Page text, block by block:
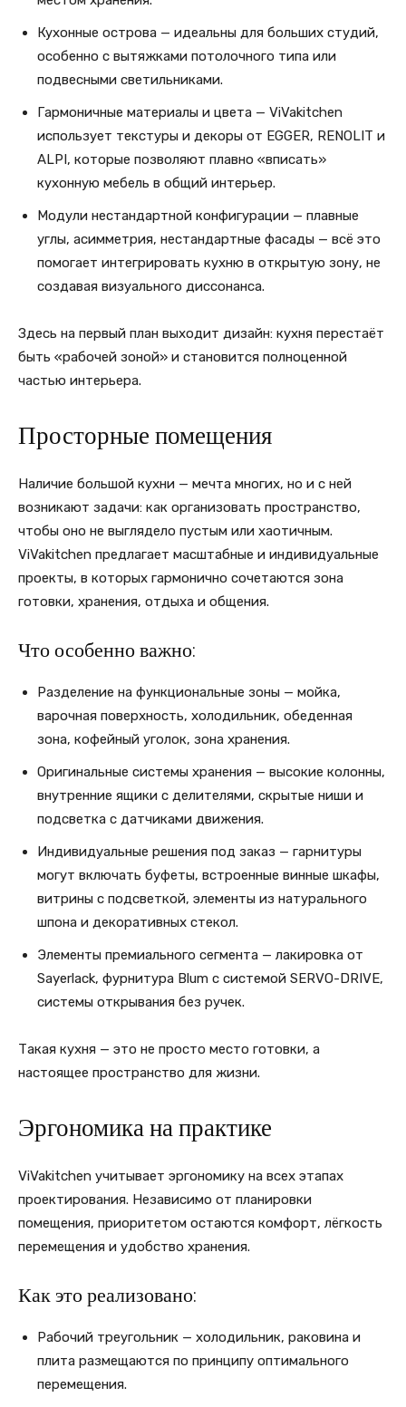
Кухонные острова — идеальны для больших студий,
особенно с вытяжками потолочного типа или
подвесными светильниками.
Гармоничные материалы и цвета — ViVakitchen
использует текстуры и декоры от EGGER, RENOLIT и
ALPI, которые позволяют плавно «вписать»
кухонную мебель в общий интерьер.
Модули нестандартной конфигурации — плавные
углы, асимметрия, нестандартные фасады — всё это
помогает интегрировать кухню в открытую зону, не
создавая визуального диссонанса.
Здесь на первый план выходит дизайн: кухня перестаёт
быть «рабочей зоной» и становится полноценной
частью интерьера.
Просторные помещения
Наличие большой кухни — мечта многих, но и с ней
возникают задачи: как организовать пространство,
чтобы оно не выглядело пустым или хаотичным.
ViVakitchen предлагает масштабные и индивидуальные
проекты, в которых гармонично сочетаются зона
готовки, хранения, отдыха и общения.
Что особенно важно:
Разделение на функциональные зоны — мойка,
варочная поверхность, холодильник, обеденная
зона, кофейный уголок, зона хранения.
Оригинальные системы хранения — высокие колонны,
внутренние ящики с делителями, скрытые ниши и
подсветка с датчиками движения.
Индивидуальные решения под заказ — гарнитуры
могут включать буфеты, встроенные винные шкафы,
витрины с подсветкой, элементы из натурального
шпона и декоративных стекол.
Элементы премиального сегмента — лакировка от
Sayerlack, фурнитура Blum с системой SERVO-DRIVE,
системы открывания без ручек.
Такая кухня — это не просто место готовки, а
настоящее пространство для жизни.
Эргономика на практике
ViVakitchen учитывает эргономику на всех этапах
проектирования. Независимо от планировки
помещения, приоритетом остаются комфорт, лёгкость
перемещения и удобство хранения.
Как это реализовано:
Рабочий треугольник — холодильник, раковина и
плита размещаются по принципу оптимального
перемещения.